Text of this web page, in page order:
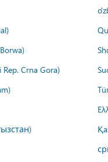
Rep. Crna Gora)